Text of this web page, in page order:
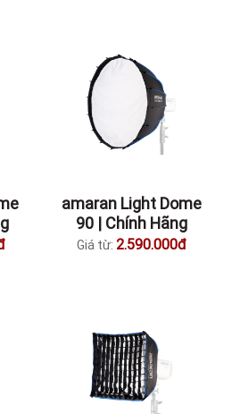
amaran Light Dome
90 | Chính Hãng
Giá từ: 2.590.000đ